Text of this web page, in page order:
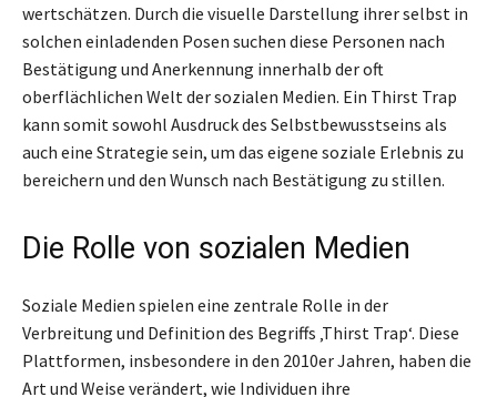
wertschätzen. Durch die visuelle Darstellung ihrer selbst in
solchen einladenden Posen suchen diese Personen nach
Bestätigung und Anerkennung innerhalb der oft
oberflächlichen Welt der sozialen Medien. Ein Thirst Trap
kann somit sowohl Ausdruck des Selbstbewusstseins als
auch eine Strategie sein, um das eigene soziale Erlebnis zu
bereichern und den Wunsch nach Bestätigung zu stillen.
Die Rolle von sozialen Medien
Soziale Medien spielen eine zentrale Rolle in der
Verbreitung und Definition des Begriffs ‚Thirst Trap‘. Diese
Plattformen, insbesondere in den 2010er Jahren, haben die
Art und Weise verändert, wie Individuen ihre